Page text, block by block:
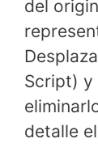
del
Script) y
detalle